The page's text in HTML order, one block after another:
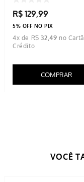
R$ 129,99
5% OFF NO PIX
4x de R$ 32,49
COMPRAR